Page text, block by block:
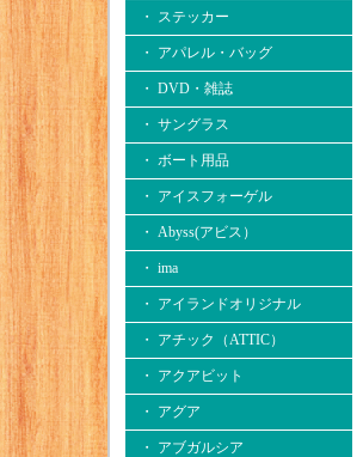
・ ステッカー
・ アパレル・バッグ
・ DVD・雑誌
・ サングラス
・ ボート用品
・ アイスフォーゲル
・ Abyss(アビス）
・ ima
・ アイランドオリジナル
・ アチック（ATTIC）
・ アクアビット
・ アグア
・ アブガルシア